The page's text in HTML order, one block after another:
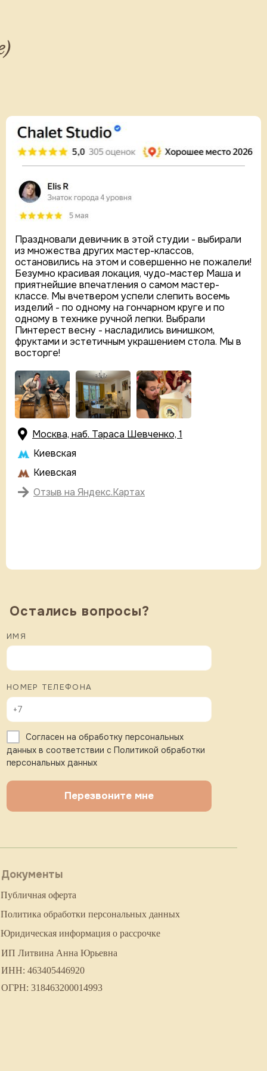
Праздновали девичник в этой студии - выбирали
из множества других мастер-классов,
остановились на этом и совершенно не пожалели!
Безумно красивая локация, чудо-мастер Маша и
приятнейшие впечатления о самом мастер-
классе. Мы вчетвером успели слепить восемь
изделий - по одному на гончарном круге и по
одному в технике ручной лепки. Выбрали
Пинтерест весну - насладились винишком,
фруктами и эстетичным украшением стола. Мы в
восторге!
Москва, наб. Тараса Шевченко, 1
Киевская
Киевская
Отзыв на Яндекс.Картах
Остались вопросы?
ИМЯ
НОМЕР ТЕЛЕФОНА
Согласен на обработку персональных
данных в соответствии с Политикой обработки
персональных данных
Перезвоните мне
Документы
Публичная оферта
Политика обработки персональных данных
Юридическая информация о рассрочке
ИП Литвина Анна Юрьевна
ИНН: 463405446920
ОГРН: 318463200014993